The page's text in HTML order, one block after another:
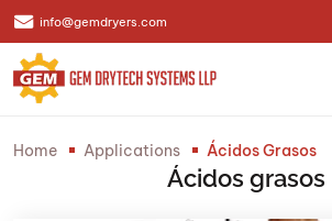
info@gemdryers.com
Home Applications Ácidos Grasos
Ácidos grasos